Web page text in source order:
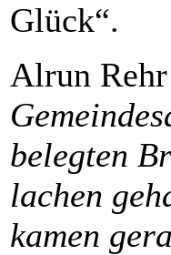
Glück“.
Alrun
belegten
lachen
kamen